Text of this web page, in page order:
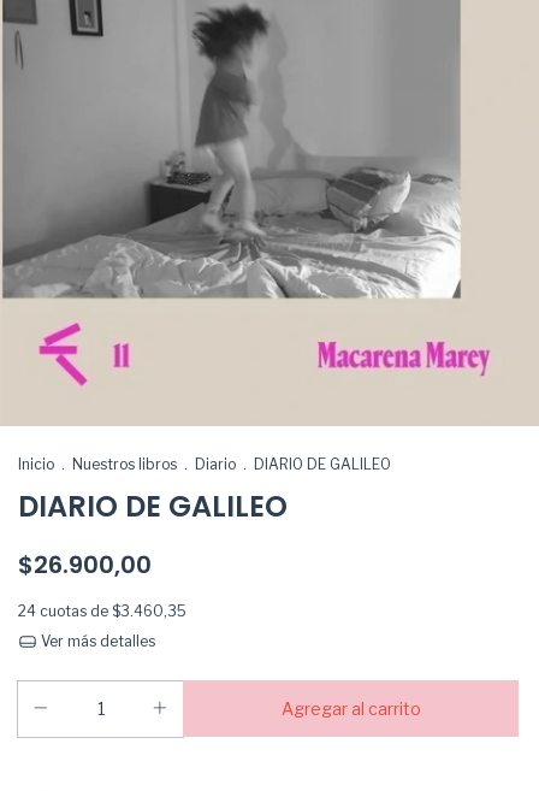
Inicio . Nuestros libros . Diario . DIARIO DE GALILEO
DIARIO DE GALILEO
$26.900,00
24 cuotas de $3.460,35
Ver más detalles